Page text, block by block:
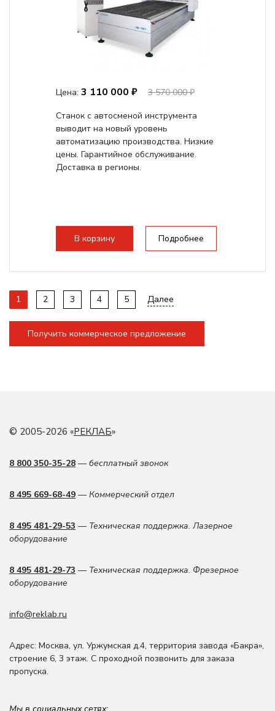
Цена: 3 110 000 ₽
3 570 000 ₽
Станок с автосменой инструмента
выводит на новый уровень
автоматизацию производства. Низкие
цены. Гарантийное обслуживание.
Доставка в регионы.
В корзину Подробнее
1 2 3 4 5 Далее
Получить коммерческое предложение
© 2005-2026 «РЕКЛАБ»
8 800 350-35-28 — бесплатный звонок
8 495 669-68-49 — Коммерческий отдел
8 495 481-29-53 — Техническая поддержка. Лазерное
оборудование
8 495 481-29-73 — Техническая поддержка. Фрезерное
оборудование
info@reklab.ru
Адрес: Москва, ул. Уржумская д.4, территория завода «Бакра»,
строение 6, 3 этаж. С проходной позвонить для заказа
пропуска.